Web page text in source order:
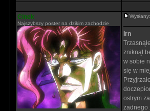
Cinek
Najszybszy poster na dzikim zachodzie
Irn
zniknął
w sobie
się w
ostrym
żadnego